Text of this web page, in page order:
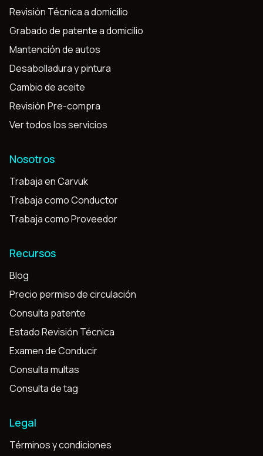
Revisión Técnica a domicilio
Grabado de patente a domicilio
Mantención de autos
Desabolladura y pintura
Cambio de aceite
Revisión Pre-compra
Ver todos los servicios
Nosotros
Trabaja en Carvuk
Trabaja como Conductor
Trabaja como Proveedor
Recursos
Blog
Precio permiso de circulación
Consulta patente
Estado Revisión Técnica
Examen de Conducir
Consulta multas
Consulta de tag
Legal
Términos y condiciones